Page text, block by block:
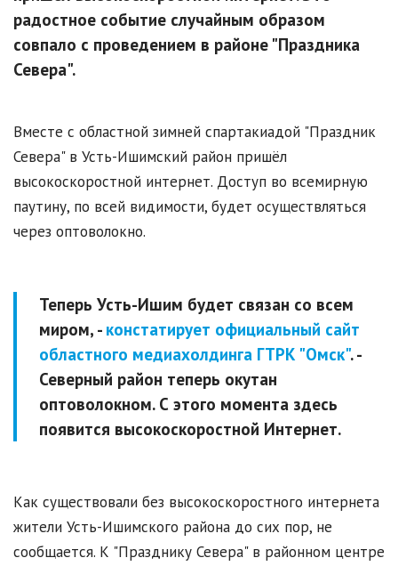
радостное событие случайным образом
совпало с проведением в районе "Праздника
Севера".
Вместе с областной зимней спартакиадой "Праздник
Севера" в Усть-Ишимский район пришёл
высокоскоростной интернет. Доступ во всемирную
паутину, по всей видимости, будет осуществляться
через оптоволокно.
Теперь Усть-Ишим будет связан со всем
миром, - констатирует официальный сайт
областного медиахолдинга ГТРК "Омск". -
Северный район теперь окутан
оптоволокном. С этого момента здесь
появится высокоскоростной Интернет.
Как существовали без высокоскоростного интернета
жители Усть-Ишимского района до сих пор, не
сообщается. К "Празднику Севера" в районном центре